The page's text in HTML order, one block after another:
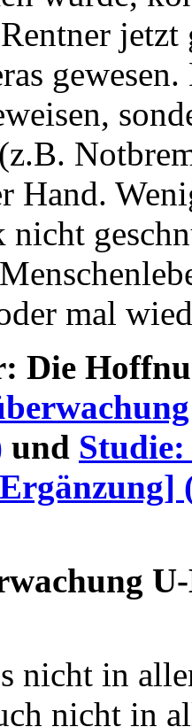
Hand.
mal
Die
und
nicht in
nicht in